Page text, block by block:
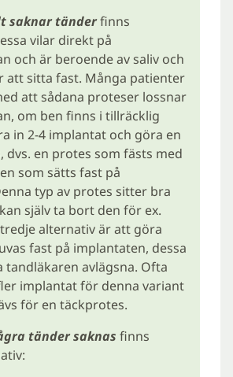
saknar tänderfinns
vilar direkt på
och är beroende av saliv och
att sitta fast. Många patienter
att sådana proteser lossnar
om ben finns i tillräcklig
in 2-4 implantat och göra en
dvs. en protes som fästs med
som sätts fast på
typ av protes sitter bra
själv ta bort den för ex.
alternativ är att göra
fast på implantaten, dessa
tandläkaren avlägsna. Ofta
implantat för denna variant
för en täckprotes.
tänder saknas finns